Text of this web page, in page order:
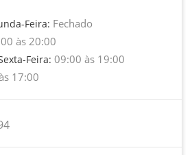
Feira: Fechado
às 20:00
Feira: 09:00 às 19:00
17:00